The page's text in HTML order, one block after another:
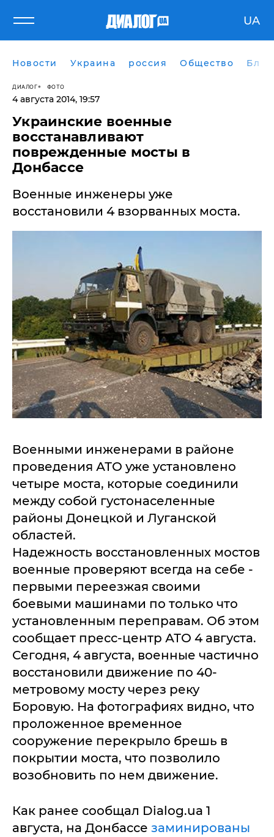
UA
Новости Украина россия Общество
ДИАЛОГ ФОТО
4 августа 2014, 19:57
Украинские военные
восстанавливают
поврежденные мосты в
Донбассе
Военные инженеры уже
восстановили 4 взорванных моста.
Военными инженерами в районе
проведения АТО уже установлено
четыре моста, которые соединили
между собой густонаселенные
районы Донецкой и Луганской
областей.
Надежность восстановленных мостов
военные проверяют всегда на себе -
первыми переезжая своими
боевыми машинами по только что
установленным переправам. Об этом
сообщает пресс-центр АТО 4 августа.
Сегодня, 4 августа, военные частично
восстановили движение по 40-
метровому мосту через реку
Боровую. На фотографиях видно, что
проложенное временное
сооружение перекрыло брешь в
покрытии моста, что позволило
возобновить по нем движение.
Как ранее сообщал Dialog.ua 1
августа, на Донбассе заминированы